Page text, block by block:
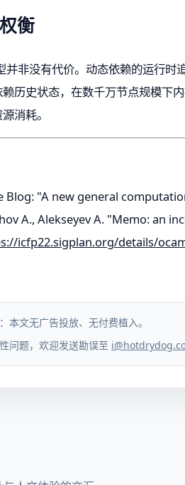
衡
并非没有代价。动态依赖的运行时
历史状态，在数千万节点规模下
消耗。
Blog: "A new general
A., Alekseyev A. "Memo: an
icfp22.sigplan.org/details/
本文无广告投放、无付费植入。
问题，欢迎发送勘误至